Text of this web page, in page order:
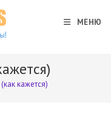
МЕНЮ
кажется)